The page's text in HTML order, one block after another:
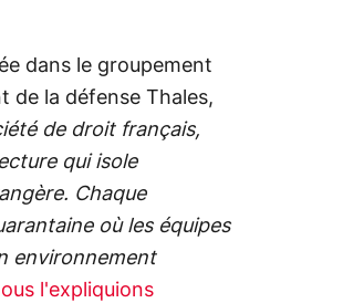
dans le groupement
de la défense Thales,
de droit français,
qui isole
Chaque
où les équipes
environnement
l'expliquions